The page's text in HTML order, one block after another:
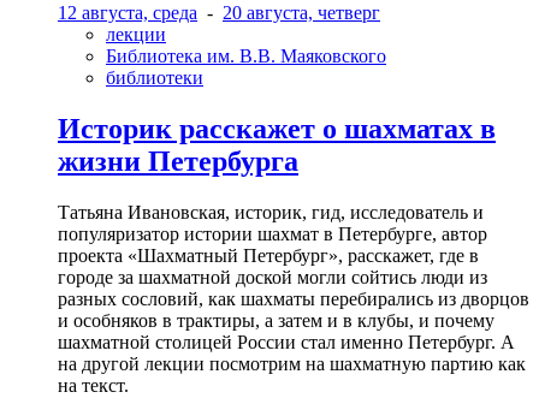
12 августа, среда - 20 августа, четверг
лекции
Библиотека им. В.В. Маяковского
библиотеки
Историк расскажет о шахматах в
жизни Петербурга
Татьяна Ивановская, историк, гид, исследователь и
популяризатор истории шахмат в Петербурге, автор
проекта «Шахматный Петербург», расскажет, где в
городе за шахматной доской могли сойтись люди из
разных сословий, как шахматы перебирались из дворцов
и особняков в трактиры, а затем и в клубы, и почему
шахматной столицей России стал именно Петербург. А
на другой лекции посмотрим на шахматную партию как
на текст.